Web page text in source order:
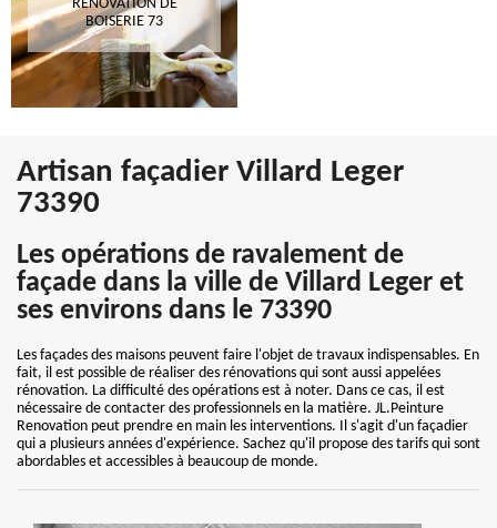
RÉNOVATION DE
BOISERIE 73
Artisan façadier Villard Leger
73390
Les opérations de ravalement de
façade dans la ville de Villard Leger et
ses environs dans le 73390
Les façades des maisons peuvent faire l'objet de travaux indispensables. En
fait, il est possible de réaliser des rénovations qui sont aussi appelées
rénovation. La difficulté des opérations est à noter. Dans ce cas, il est
nécessaire de contacter des professionnels en la matière. JL.Peinture
Renovation peut prendre en main les interventions. Il s'agit d'un façadier
qui a plusieurs années d'expérience. Sachez qu'il propose des tarifs qui sont
abordables et accessibles à beaucoup de monde.